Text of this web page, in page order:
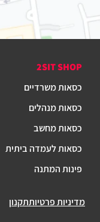
2SIT SHOP
כסאות משרדיים
כסאות מנהלים
כסאות מחשב
כסאות לעמדה ביתית
פינות המתנה
מדיניות פרטיותתקנון